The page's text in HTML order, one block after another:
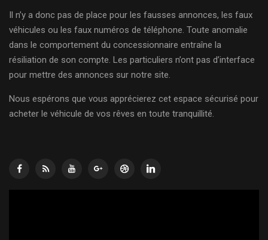
Il n’y a donc pas de place pour les fausses annonces, les faux
véhicules ou les faux numéros de téléphone. Toute anomalie
dans le comportement du concessionnaire entraîne la
résiliation de son compte. Les particuliers n’ont pas d’interface
pour mettre des annonces sur notre site.
Nous espérons que vous apprécierez cet espace sécurisé pour
acheter le véhicule de vos rêves en toute tranquillité.